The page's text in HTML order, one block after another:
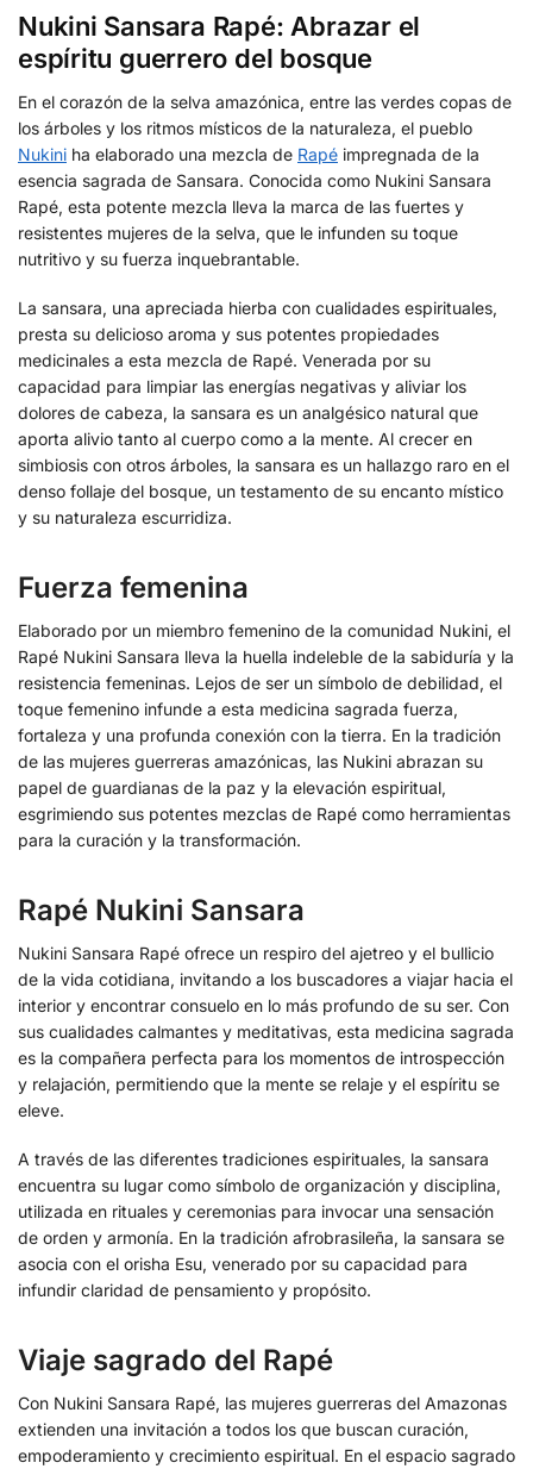
Nukini Sansara Rapé: Abrazar el
espíritu guerrero del bosque
En el corazón de la selva amazónica, entre las verdes copas de
los árboles y los ritmos místicos de la naturaleza, el pueblo
Nukini ha elaborado una mezcla de Rapé impregnada de la
esencia sagrada de Sansara. Conocida como Nukini Sansara
Rapé, esta potente mezcla lleva la marca de las fuertes y
resistentes mujeres de la selva, que le infunden su toque
nutritivo y su fuerza inquebrantable.
La sansara, una apreciada hierba con cualidades espirituales,
presta su delicioso aroma y sus potentes propiedades
medicinales a esta mezcla de Rapé. Venerada por su
capacidad para limpiar las energías negativas y aliviar los
dolores de cabeza, la sansara es un analgésico natural que
aporta alivio tanto al cuerpo como a la mente. Al crecer en
simbiosis con otros árboles, la sansara es un hallazgo raro en el
denso follaje del bosque, un testamento de su encanto místico
y su naturaleza escurridiza.
Fuerza femenina
Elaborado por un miembro femenino de la comunidad Nukini, el
Rapé Nukini Sansara lleva la huella indeleble de la sabiduría y la
resistencia femeninas. Lejos de ser un símbolo de debilidad, el
toque femenino infunde a esta medicina sagrada fuerza,
fortaleza y una profunda conexión con la tierra. En la tradición
de las mujeres guerreras amazónicas, las Nukini abrazan su
papel de guardianas de la paz y la elevación espiritual,
esgrimiendo sus potentes mezclas de Rapé como herramientas
para la curación y la transformación.
Rapé Nukini Sansara
Nukini Sansara Rapé ofrece un respiro del ajetreo y el bullicio
de la vida cotidiana, invitando a los buscadores a viajar hacia el
interior y encontrar consuelo en lo más profundo de su ser. Con
sus cualidades calmantes y meditativas, esta medicina sagrada
es la compañera perfecta para los momentos de introspección
y relajación, permitiendo que la mente se relaje y el espíritu se
eleve.
A través de las diferentes tradiciones espirituales, la sansara
encuentra su lugar como símbolo de organización y disciplina,
utilizada en rituales y ceremonias para invocar una sensación
de orden y armonía. En la tradición afrobrasileña, la sansara se
asocia con el orisha Esu, venerado por su capacidad para
infundir claridad de pensamiento y propósito.
Viaje sagrado del Rapé
Con Nukini Sansara Rapé, las mujeres guerreras del Amazonas
extienden una invitación a todos los que buscan curación,
empoderamiento y crecimiento espiritual. En el espacio sagrado